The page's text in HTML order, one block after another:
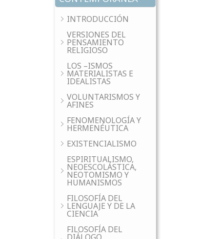
INTRODUCCIÓN
VERSIONES DEL
PENSAMIENTO
RELIGIOSO
LOS –ISMOS
MATERIALISTAS E
IDEALISTAS
VOLUNTARISMOS Y
AFINES
FENOMENOLOGÍA Y
HERMENÉUTICA
EXISTENCIALISMO
ESPIRITUALISMO,
NEOESCOLÁSTICA,
NEOTOMISMO Y
HUMANISMOS
FILOSOFÍA DEL
LENGUAJE Y DE LA
CIENCIA
FILOSOFÍA DEL